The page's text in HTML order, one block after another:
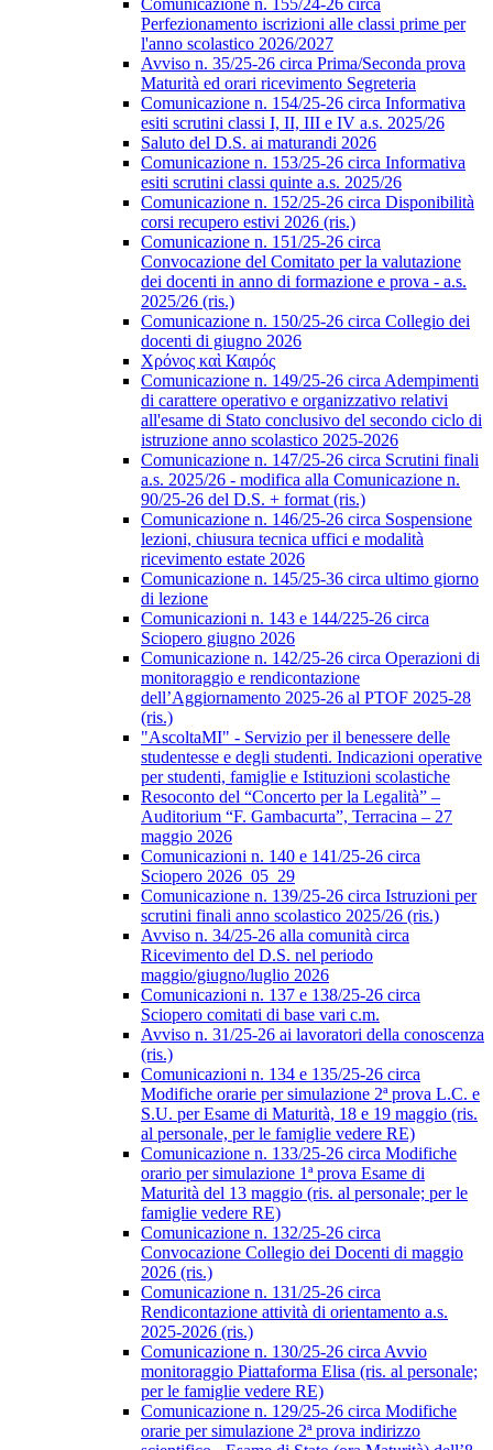
Comunicazione n. 155/24-26 circa
Perfezionamento iscrizioni alle classi prime per
l'anno scolastico 2026/2027
Avviso n. 35/25-26 circa Prima/Seconda prova
Maturità ed orari ricevimento Segreteria
Comunicazione n. 154/25-26 circa Informativa
esiti scrutini classi I, II, III e IV a.s. 2025/26
Saluto del D.S. ai maturandi 2026
Comunicazione n. 153/25-26 circa Informativa
esiti scrutini classi quinte a.s. 2025/26
Comunicazione n. 152/25-26 circa Disponibilità
corsi recupero estivi 2026 (ris.)
Comunicazione n. 151/25-26 circa
Convocazione del Comitato per la valutazione
dei docenti in anno di formazione e prova - a.s.
2025/26 (ris.)
Comunicazione n. 150/25-26 circa Collegio dei
docenti di giugno 2026
Χρόνος καὶ Καιρός
Comunicazione n. 149/25-26 circa Adempimenti
di carattere operativo e organizzativo relativi
all'esame di Stato conclusivo del secondo ciclo di
istruzione anno scolastico 2025-2026
Comunicazione n. 147/25-26 circa Scrutini finali
a.s. 2025/26 - modifica alla Comunicazione n.
90/25-26 del D.S. + format (ris.)
Comunicazione n. 146/25-26 circa Sospensione
lezioni, chiusura tecnica uffici e modalità
ricevimento estate 2026
Comunicazione n. 145/25-36 circa ultimo giorno
di lezione
Comunicazioni n. 143 e 144/225-26 circa
Sciopero giugno 2026
Comunicazione n. 142/25-26 circa Operazioni di
monitoraggio e rendicontazione
dell’Aggiornamento 2025-26 al PTOF 2025-28
(ris.)
"AscoltaMI" - Servizio per il benessere delle
studentesse e degli studenti. Indicazioni operative
per studenti, famiglie e Istituzioni scolastiche
Resoconto del “Concerto per la Legalità” –
Auditorium “F. Gambacurta”, Terracina – 27
maggio 2026
Comunicazioni n. 140 e 141/25-26 circa
Sciopero 2026_05_29
Comunicazione n. 139/25-26 circa Istruzioni per
scrutini finali anno scolastico 2025/26 (ris.)
Avviso n. 34/25-26 alla comunità circa
Ricevimento del D.S. nel periodo
maggio/giugno/luglio 2026
Comunicazioni n. 137 e 138/25-26 circa
Sciopero comitati di base vari c.m.
Avviso n. 31/25-26 ai lavoratori della conoscenza
(ris.)
Comunicazioni n. 134 e 135/25-26 circa
Modifiche orarie per simulazione 2ª prova L.C. e
S.U. per Esame di Maturità, 18 e 19 maggio (ris.
al personale, per le famiglie vedere RE)
Comunicazione n. 133/25-26 circa Modifiche
orario per simulazione 1ª prova Esame di
Maturità del 13 maggio (ris. al personale; per le
famiglie vedere RE)
Comunicazione n. 132/25-26 circa
Convocazione Collegio dei Docenti di maggio
2026 (ris.)
Comunicazione n. 131/25-26 circa
Rendicontazione attività di orientamento a.s.
2025-2026 (ris.)
Comunicazione n. 130/25-26 circa Avvio
monitoraggio Piattaforma Elisa (ris. al personale;
per le famiglie vedere RE)
Comunicazione n. 129/25-26 circa Modifiche
orarie per simulazione 2ª prova indirizzo